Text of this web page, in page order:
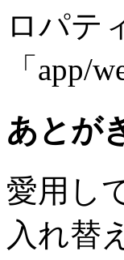
ロパテ
「app/
あとが
愛用し
入れ替